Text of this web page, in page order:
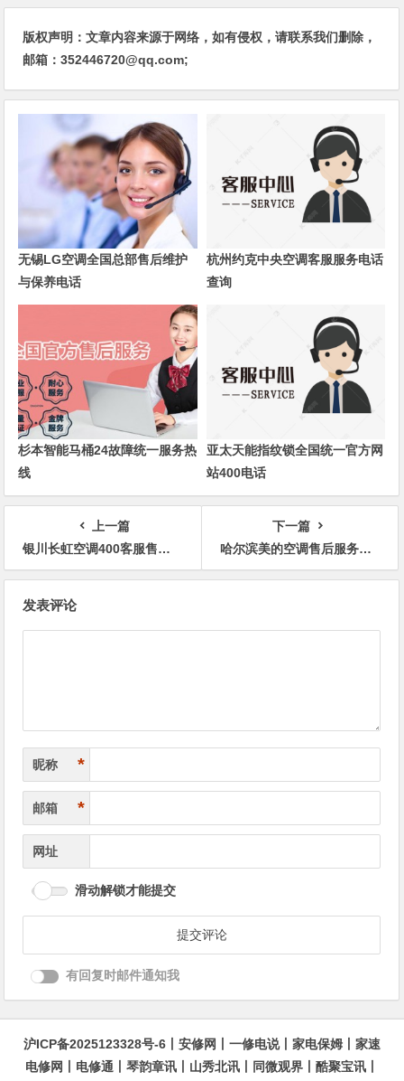
版权声明：文章内容来源于网络，如有侵权，请联系我们删除，
邮箱：352446720@qq.com;
无锡LG空调全国总部售后维护
与保养电话
杭州约克中央空调客服服务电话
查询
杉本智能马桶24故障统一服务热
线
亚太天能指纹锁全国统一官方网
站400电话
上一篇
银川长虹空调400客服售后服务24小时热线电话
下一篇
哈尔滨美的空调售后服务电话号码售后全国客服
发表评论
昵称 *
邮箱 *
网址
滑动解锁才能提交
有回复时邮件通知我
沪ICP备2025123328号-6 安修网 一修电说丨 家电保姆
家速
电修网
电修通 琴韵章讯 山秀北讯 同微观界 酷聚宝讯